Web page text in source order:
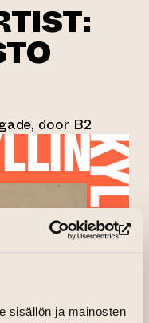
sisällön ja mainosten
door B2